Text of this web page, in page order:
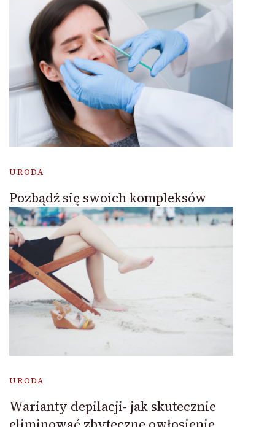
URODA
Pozbądź się swoich kompleksów
URODA
Warianty depilacji- jak skutecznie